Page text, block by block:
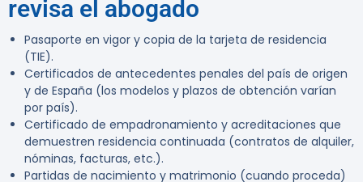
revisa el abogado
Pasaporte en vigor y copia de la tarjeta de residencia
(TIE).
Certificados de antecedentes penales del país de origen
y de España (los modelos y plazos de obtención varían
por país).
Certificado de empadronamiento y acreditaciones que
demuestren residencia continuada (contratos de alquiler,
nóminas, facturas, etc.).
Partidas de nacimiento y matrimonio (cuando proceda)